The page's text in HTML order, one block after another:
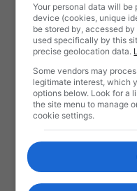
Your personal data will
device (cookies, unique
be stored by, accessed
used specifically by this
precise geolocation data.
Some vendors may
legitimate interest, which
options below. Look for a
the site menu to manage
cookie settings.